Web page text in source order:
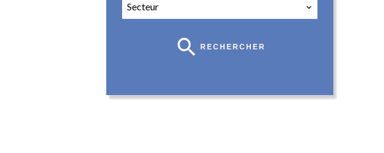
Secteur
RECHERCHER